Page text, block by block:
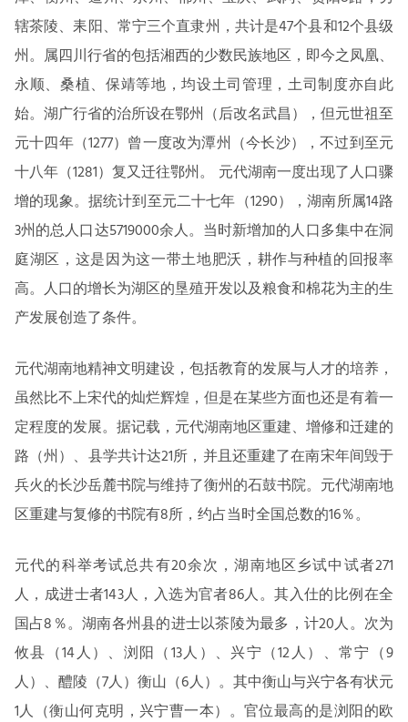
辖茶陵、耒阳、常宁三个直隶州，共计是47个县和12个县级
州。属四川行省的包括湘西的少数民族地区，即今之凤凰、
永顺、桑植、保靖等地，均设土司管理，土司制度亦自此
始。湖广行省的治所设在鄂州（后改名武昌），但元世祖至
元十四年（1277）曾一度改为潭州（今长沙），不过到至元
十八年（1281）复又迁往鄂州。 元代湖南一度出现了人口骤
增的现象。据统计到至元二十七年（1290），湖南所属14路
3州的总人口达5719000余人。当时新增加的人口多集中在洞
庭湖区，这是因为这一带土地肥沃，耕作与种植的回报率
高。人口的增长为湖区的垦殖开发以及粮食和棉花为主的生
产发展创造了条件。
元代湖南地精神文明建设，包括教育的发展与人才的培养，
虽然比不上宋代的灿烂辉煌，但是在某些方面也还是有着一
定程度的发展。据记载，元代湖南地区重建、增修和迁建的
路（州）、县学共计达21所，并且还重建了在南宋年间毁于
兵火的长沙岳麓书院与维持了衡州的石鼓书院。元代湖南地
区重建与复修的书院有8所，约占当时全国总数的16％。
元代的科举考试总共有20余次，湖南地区乡试中试者271
人，成进士者143人，入选为官者86人。其入仕的比例在全
国占8％。湖南各州县的进士以茶陵为最多，计20人。次为
攸县（14人）、浏阳（13人）、兴宁（12人）、常宁（9
人）、醴陵（7人）衡山（6人）。其中衡山与兴宁各有状元
1人（衡山何克明，兴宁曹一本）。官位最高的是浏阳的欧